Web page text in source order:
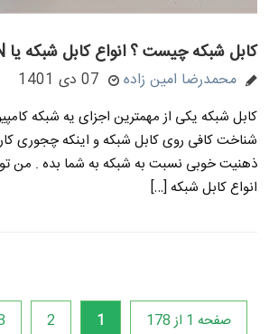
کابل شبکه چیست ؟ انواع کابل شبکه یا LAN
محمدرضا امین زاده 07 دی 1401
کابل شبکه یکی از مهمترین اجزای یه شبکه
شناخت کافی روی کابل شبکه و اینکه چجوری
ذهنیت خوبی نسبت به شبکه به شما بده . من
انواع کابل شبکه […]
صفحه 1 از 178 1
2